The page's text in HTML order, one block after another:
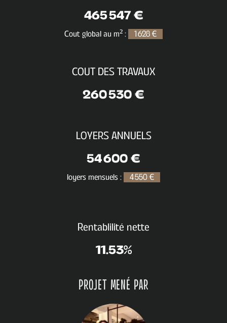
PROJET MENÉ PAR
465 547 €
Cout global au m² : 1 628 €
COUT DES TRAVAUX
260 530 €
LOYERS ANNUELS
54 600 €
loyers mensuels : 4 550 €
Rentablilité nette
11.53%